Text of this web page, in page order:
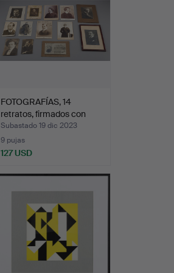
FOTOGRAFÍAS, 14
retratos, firmados con
ded…
Subastado 19 dic 2023
9 pujas
127 USD